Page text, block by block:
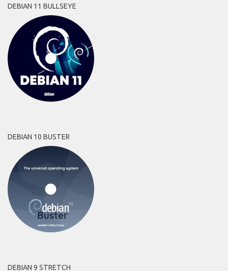
DEBIAN 11 BULLSEYE
DEBIAN 10 BUSTER
DEBIAN 9 STRETCH